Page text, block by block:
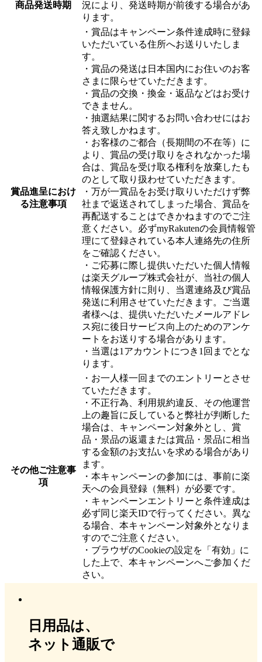
商品発送時期
況により、発送時期が前後する場合があ
ります。
賞品進呈におけ
る注意事項
・賞品はキャンペーン条件達成時に登録
いただいている住所へお送りいたしま
す。
・賞品の発送は日本国内にお住いのお客
さまに限らせていただきます。
・賞品の交換・換金・返品などはお受け
できません。
​・抽選結果に関するお問い合わせにはお
答え致しかねます。
​・お客様のご都合（長期間の不在等）に
より、賞品の受け取りをされなかった場
合は、賞品を受け取る権利を放棄したも
のとして取り扱わせていただきます。
・万が一賞品をお受け取りいただけず弊
社まで返送されてしまった場合、賞品を
再配送することはできかねますのでご注
意ください。必ずmyRakutenの会員情報管
理にて登録されている本人連絡先の住所
をご確認ください。
​・ご応募に際し提供いただいた個人情報
は楽天グループ株式会社が、当社の個人
情報保護方針に則り、当選連絡及び賞品
発送に利用させていただきます。ご当選
者様へは、提供いただいたメールアドレ
ス宛に後日サービス向上のためのアンケ
ートをお送りする場合があります。
・当選は1アカウントにつき1回までとな
ります。
その他ご注意事
項​
・お一人様一回までのエントリーとさせ
ていただきます。
​・不正行為、利用規約違反、その他運営
上の趣旨に反していると弊社が判断した
場合は、キャンペーン対象外とし、賞
品・景品の返還または賞品・景品に相当
する金額のお支払いを求める場合があり
ます。
​・本キャンペーンの参加には、事前に楽
天への会員登録（無料）が必要です。
・キャンペーンエントリーと条件達成は
必ず同じ楽天IDで行ってください。異な
る場合、本キャンペーン対象外となりま
すのでご注意ください。
・ブラウザのCookieの設定を「有効」に
した上で、本キャンペーンへご参加くだ
さい。
日用品は、
ネット通販で